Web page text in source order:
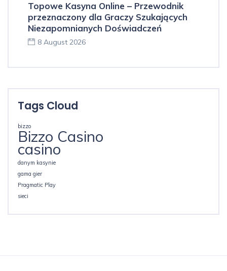
Topowe Kasyna Online – Przewodnik
przeznaczony dla Graczy Szukających
Niezapomnianych Doświadczeń
8 August 2026
Tags Cloud
bizzo
Bizzo Casino
casino
danym kasynie
gama gier
Pragmatic Play
sieci